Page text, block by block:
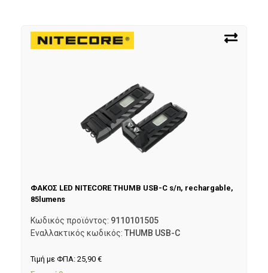
ΦΑΚΟΣ LED NITECORE THUMB USB-C s/n, rechargable,
85lumens
Κωδικός προϊόντος: 9110101505
Εναλλακτικός κωδικός: THUMB USB-C
Τιμή με ΦΠΑ: 25,90 €